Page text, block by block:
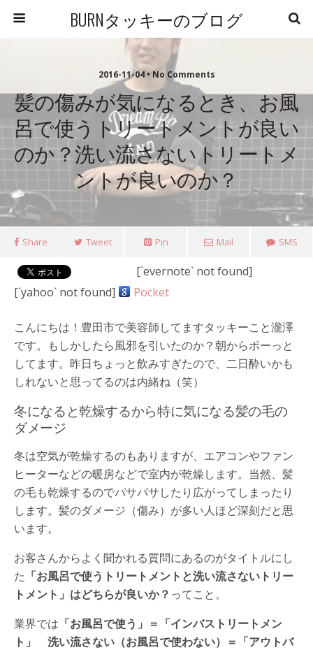
BURNタッキーのブログ
2016-11-04 • No Comments
髪の傷みが気になるとき、お風
呂で使うトリートメントが良い
のか？洗い流さないトリートメ
ントが良いのか？
Share Tweet Pin Mail SMS
[`evernote` not found]
[`yahoo` not found]
Pocket
こんにちは！豊田市で美容師してますタッキーこと瀧澤
です。もしかしたら風邪を引いたのか？朝からポーっと
してます。昨日ちょっと飲みすぎたので、二日酔いかも
しれないと思ってるのは内緒ね（笑）
冬になると乾燥するから特に気になる髪の毛の
ダメージ
冬は空気が乾燥するのもありますが、エアコンやファン
ヒーターなどの暖房などで室内が乾燥します。当然、髪
の毛も乾燥するのでパサパサしたり広がってしまったり
します。髪のダメージ（傷み）が多い人ほど深刻だと思
います。
お客さんからよく聞かれる質問にあるのがタイトルにし
た 「お風呂で使うトリートメントと洗い流さないトリー
トメント」はどちらが良いか？ ってこと。
業界では 「お風呂で使う」＝「インバストリートメン
ト」 洗い流さない（お風呂で使わない）＝「アウトバ